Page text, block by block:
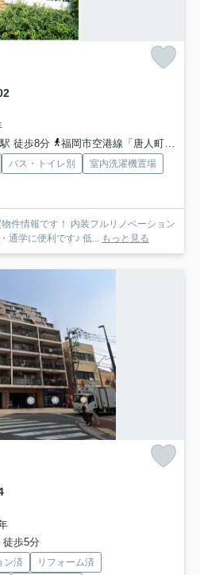
徒歩8分
福岡市空港線「唐人町」駅 徒歩10分
バス・トイレ別
室内洗濯機置場
装フルリノベーション
通学に便利です♪ 低... もっと見る
徒歩5分
ン済
リフォーム済